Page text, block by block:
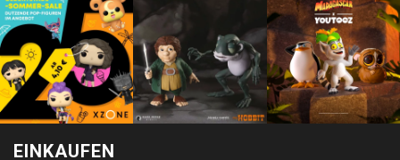
EINKAUFEN